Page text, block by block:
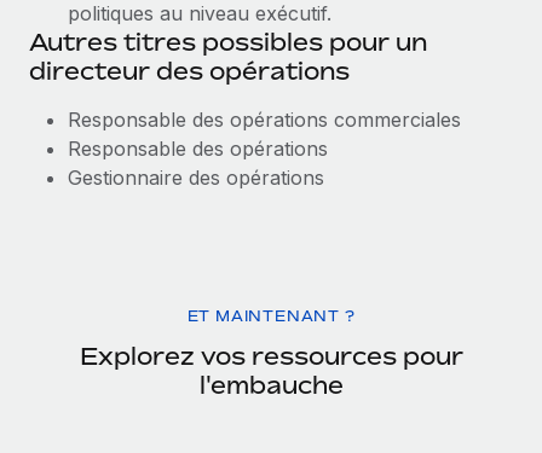
politiques au niveau exécutif.
Autres titres possibles pour un
directeur des opérations
Responsable des opérations commerciales
Responsable des opérations
Gestionnaire des opérations
ET MAINTENANT ?
Explorez vos ressources pour
l'embauche